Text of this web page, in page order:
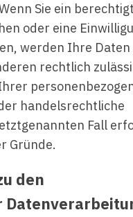
Sie ein
oder eine
werden Ihre Daten
rechtlich
handelsrechtliche
Fall
Gründe.
den